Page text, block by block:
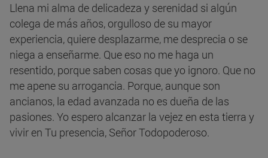
Llena mi alma de delicadeza y serenidad si algún
colega de más años, orgulloso de su mayor
experiencia, quiere desplazarme, me desprecia o se
niega a enseñarme. Que eso no me haga un
resentido, porque saben cosas que yo ignoro. Que no
me apene su arrogancia. Porque, aunque son
ancianos, la edad avanzada no es dueña de las
pasiones. Yo espero alcanzar la vejez en esta tierra y
vivir en Tu presencia, Señor Todopoderoso.